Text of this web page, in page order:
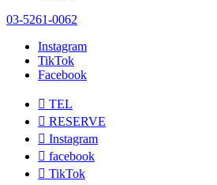
03-5261-0062
Instagram
TikTok
Facebook
 TEL
 RESERVE
 Instagram
 facebook
 TikTok